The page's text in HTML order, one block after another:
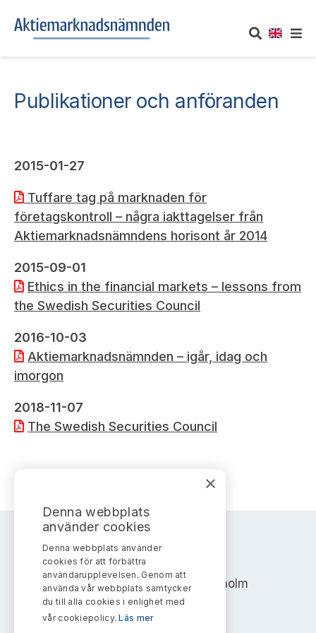
Informationsgivning
Arbetssätt och jävsfrågor
Stadgar
Arbetsordning
Ledamöter
Huvudmän
Verksamhetsberättelser
Om nämndens uttalanden
Framställningar och konsultation
Uttalanden sorterade efter publiceringsdatum
Samtliga uttalanden sorterade årsvis
Uttalanden sorterade ämnesvis
Sök uttalanden
Avgifter
Prenumerera
TAKEOVER-REGLER
Takeover-regler för reglerade marknader och vissa
handelsplattformar
AKTUELLT
Nyheter och pressmeddelanden
Prenumerera
Kontakt angående ansökningar och uttalanden
Publikationer och anföranden
2015-01-27
Tuffare tag på marknaden för
företagskontroll – några iakttagelser från
Aktiemarknadsnämndens horisont år 2014
2015-09-01
Ethics in the financial markets – lessons from
the Swedish Securities Council
2016-10-03
Aktiemarknadsnämnden – igår, idag och
imorgon
2018-11-07
The Swedish Securities Council
AKTIEMARKNADSNÄMNDEN
Address: Box 7354, 103 90 Stockholm
info@aktiemarknadsnamnden.se
×
Denna webbplats
använder cookies
Denna webbplats använder
cookies för att förbättra
användarupplevelsen. Genom att
använda vår webbplats samtycker
du till alla cookies i enlighet med
vår cookiepolicy.Läs mer